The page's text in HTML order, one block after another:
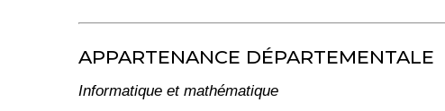
APPARTENANCE DÉPARTEMENTALE
Informatique et mathématique